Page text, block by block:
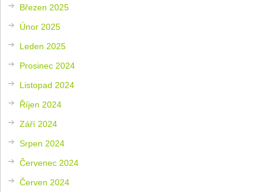
Březen 2025
Únor 2025
Leden 2025
Prosinec 2024
Listopad 2024
Říjen 2024
Září 2024
Srpen 2024
Červenec 2024
Červen 2024